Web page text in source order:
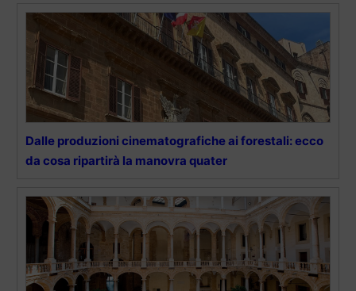
Dalle produzioni cinematografiche ai forestali: ecco
da cosa ripartirà la manovra quater